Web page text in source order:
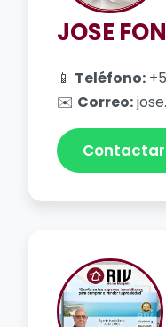
JOSE
📱 Teléfono:
✉️ Correo: